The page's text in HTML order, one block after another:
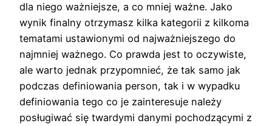
dla niego ważniejsze, a co mniej ważne. Jako
wynik finalny otrzymasz kilka kategorii z kilkoma
tematami ustawionymi od najważniejszego do
najmniej ważnego. Co prawda jest to oczywiste,
ale warto jednak przypomnieć, że tak samo jak
podczas definiowania person, tak i w wypadku
definiowania tego co je zainteresuje należy
posługiwać się twardymi danymi pochodzącymi z